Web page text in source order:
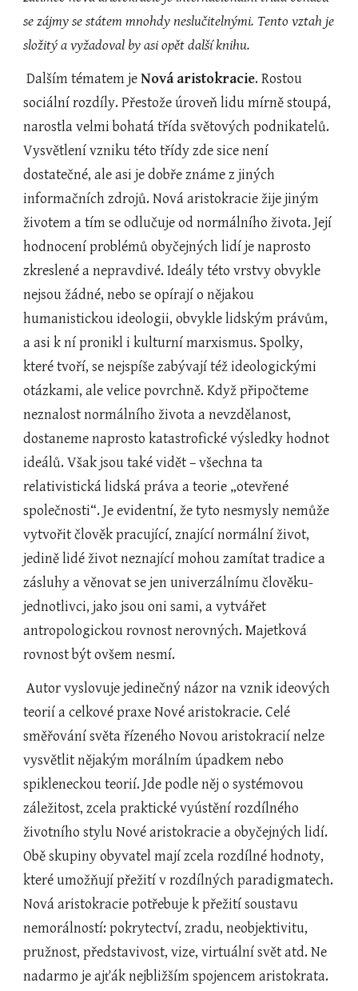
se zájmy se státem mnohdy neslučitelnými. Tento vztah je
složitý a vyžadoval by asi opět další knihu.
Dalším tématem je Nová aristokracie. Rostou
sociální rozdíly. Přestože úroveň lidu mírně stoupá,
narostla velmi bohatá třída světových podnikatelů.
Vysvětlení vzniku této třídy zde sice není
dostatečné, ale asi je dobře známe z jiných
informačních zdrojů. Nová aristokracie žije jiným
životem a tím se odlučuje od normálního života. Její
hodnocení problémů obyčejných lidí je naprosto
zkreslené a nepravdivé. Ideály této vrstvy obvykle
nejsou žádné, nebo se opírají o nějakou
humanistickou ideologii, obvykle lidským právům,
a asi k ní pronikl i kulturní marxismus. Spolky,
které tvoří, se nejspíše zabývají též ideologickými
otázkami, ale velice povrchně. Když připočteme
neznalost normálního života a nevzdělanost,
dostaneme naprosto katastrofické výsledky hodnot
ideálů. Však jsou také vidět – všechna ta
relativistická lidská práva a teorie „otevřené
společnosti“. Je evidentní, že tyto nesmysly nemůže
vytvořit člověk pracující, znající normální život,
jedině lidé život neznající mohou zamítat tradice a
zásluhy a věnovat se jen univerzálnímu člověku-
jednotlivci, jako jsou oni sami, a vytvářet
antropologickou rovnost nerovných. Majetková
rovnost být ovšem nesmí.
Autor vyslovuje jedinečný názor na vznik ideových
teorií a celkové praxe Nové aristokracie. Celé
směřování světa řízeného Novou aristokracií nelze
vysvětlit nějakým morálním úpadkem nebo
spikleneckou teorií. Jde podle něj o systémovou
záležitost, zcela praktické vyústění rozdílného
životního stylu Nové aristokracie a obyčejných lidí.
Obě skupiny obyvatel mají zcela rozdílné hodnoty,
které umožňují přežití v rozdílných paradigmatech.
Nová aristokracie potřebuje k přežití soustavu
nemorálností: pokrytectví, zradu, neobjektivitu,
pružnost, představivost, vize, virtuální svět atd. Ne
nadarmo je ajťák nejbližším spojencem aristokrata.